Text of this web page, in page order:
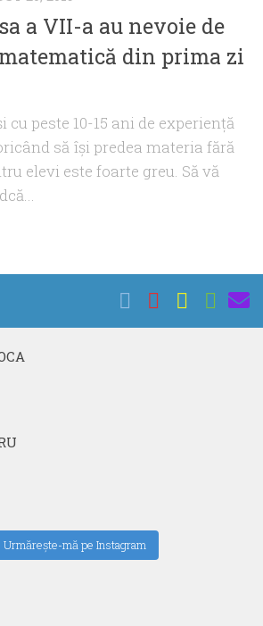
a VII-a au nevoie de
din prima zi
cu peste 10-15 ani de experienţă
să îşi predea materia fără
elevi este foarte greu. Să vă
Urmăreşte-mă pe Instagram